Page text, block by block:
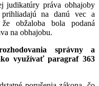
judikatúry práva obhajoby
na danú vec a
obžaloba bola podaná
na obhajobu.
správny a
využívať paragraf 363